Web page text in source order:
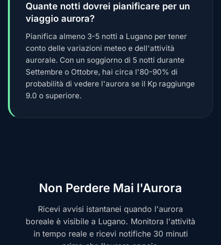
Quante notti dovrei pianificare per un
viaggio aurora?
Pianifica almeno 3-5 notti a Lugano per tener
conto delle variazioni meteo e dell'attività
aurorale. Con un soggiorno di 5 notti durante
Settembre o Ottobre, hai circa l'80-90% di
probabilità di vedere l'aurora se il Kp raggiunge
9.0 o superiore.
Non Perdere Mai l'Aurora
Ricevi avvisi istantanei quando l'aurora
boreale è visibile a Lugano. Monitora l'attività
in tempo reale e ricevi notifiche 30 minuti